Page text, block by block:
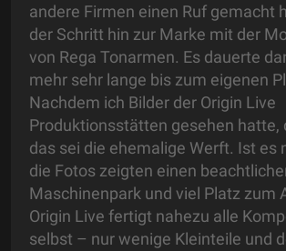
andere Firmen einen Ruf gemacht
der Schritt hin zur Marke mit der
von Rega Tonarmen. Es dauerte
mehr sehr lange bis zum eigenen
Nachdem ich Bilder der Origin Live
Produktionsstätten gesehen hatte,
das sei die ehemalige Werft. Ist es
die Fotos zeigten einen
Maschinenpark und viel Platz zum
Origin Live fertigt nahezu alle
selbst – nur wenige Kleinteile und